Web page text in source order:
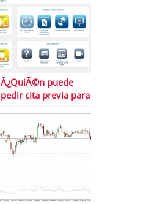
Â¿QuiÃ©n puede
pedir cita previa para
la declaraciÃ³n de la